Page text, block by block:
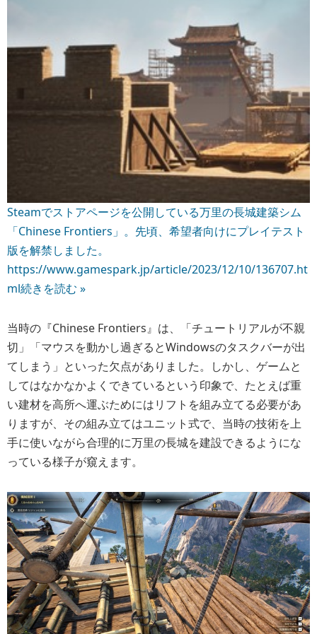
Steamでストアページを公開している万里の長城建築シム
「Chinese Frontiers」。先頃、希望者向けにプレイテスト
版を解禁しました。
https://www.gamespark.jp/article/2023/12/10/136707.ht
ml続きを読む »
当時の『Chinese Frontiers』は、「チュートリアルが不親
切」「マウスを動かし過ぎるとWindowsのタスクバーが出
てしまう」といった欠点がありました。しかし、ゲームと
してはなかなかよくできているという印象で、たとえば重
い建材を高所へ運ぶためにはリフトを組み立てる必要があ
りますが、その組み立てはユニット式で、 当時の技術を上
手に使いながら合理的に万里の長城を建設できるようにな
っている様子が窺えます。